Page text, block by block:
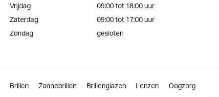
Vrijdag
09:00 tot 18:00 uur
Zaterdag
09:00 tot 17:00 uur
Zondag
gesloten
Brillen Zonnebrillen Brillenglazen Lenzen
Oogzorg